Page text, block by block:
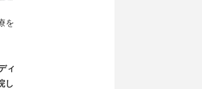
を
ィ
し